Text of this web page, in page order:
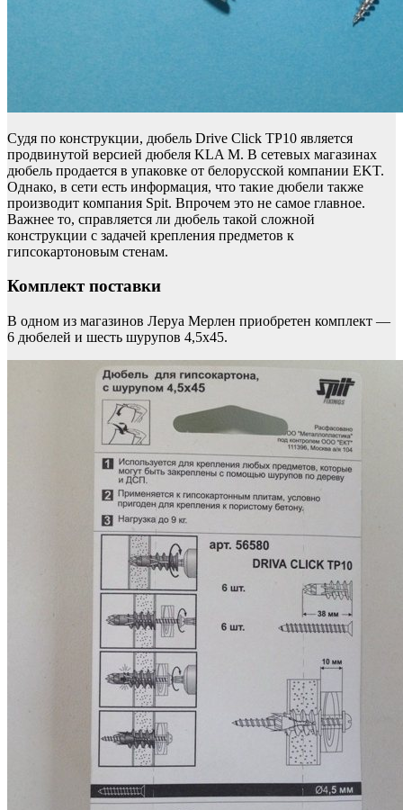
Судя по конструкции, дюбель Drive Click TP10 является
продвинутой версией дюбеля KLA M. В сетевых магазинах
дюбель продается в упаковке от белорусской компании EKT.
Однако, в сети есть информация, что такие дюбели также
производит компания Spit. Впрочем это не самое главное.
Важнее то, справляется ли дюбель такой сложной
конструкции с задачей крепления предметов к
гипсокартоновым стенам.
Комплект поставки
В одном из магазинов Леруа Мерлен приобретен комплект —
6 дюбелей и шесть шурупов 4,5х45.